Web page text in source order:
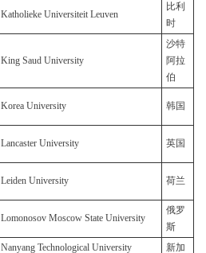
Katholieke Universiteit Leuven
比利
时
King Saud University
沙特
阿拉
伯
Korea University 韩国
Lancaster University 英国
Leiden University 荷兰
Lomonosov Moscow State University
俄罗
斯
Nanyang Technological University 新加